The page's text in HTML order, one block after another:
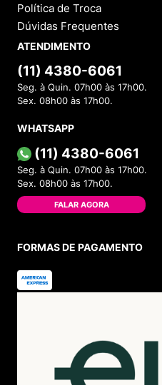
Política de Troca
Dúvidas Frequentes
ATENDIMENTO
(11) 4380-6061
Seg. à Quin. 07h00 às 17h00.
Sex. 08h00 às 17h00.
WHATSAPP
(11) 4380-6061
Seg. à Quin. 07h00 às 17h00.
Sex. 08h00 às 17h00.
FALAR AGORA
FORMAS DE PAGAMENTO